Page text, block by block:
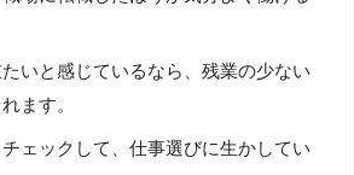
いと感じているなら、残業の少ない
ます。
ェックして、仕事選びに生かしてい